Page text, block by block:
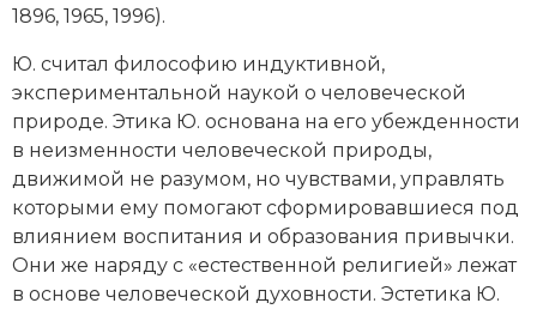
1896, 1965, 1996).
Ю. считал философию индуктивной,
экспериментальной наукой о человеческой
природе. Этика Ю. основана на его убежденности
в неизменности человеческой природы,
движимой не разумом, но чувствами, управлять
которыми ему помогают сформировавшиеся под
влиянием воспитания и образования привычки.
Они же наряду с «естественной религией» лежат
в основе человеческой духовности. Эстетика Ю.